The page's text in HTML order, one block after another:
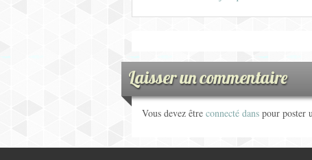
Laisser un commentaire
Vous devez être connecté dans pour poster